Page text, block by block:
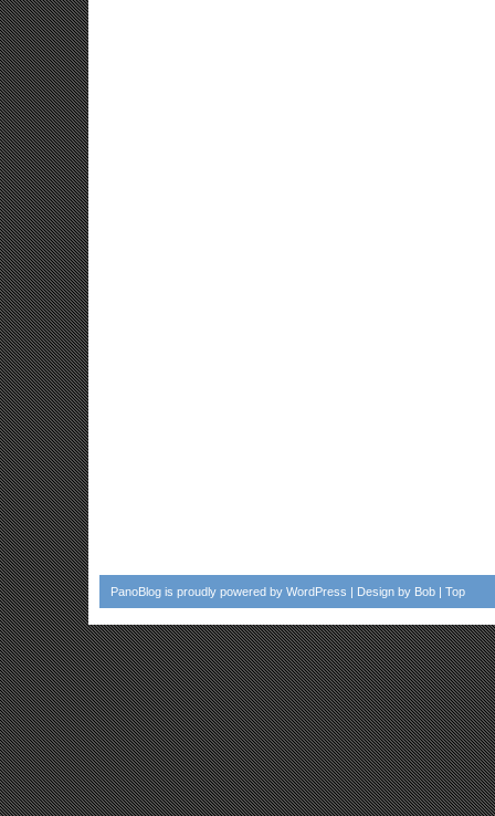
PanoBlog is proudly powered by WordPress | Design by Bob | Top